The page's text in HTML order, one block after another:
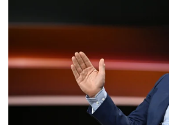
epaper login